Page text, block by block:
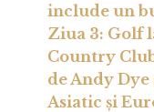
include un
Ziua 3: Golf
Country
de Andy
Asiatic și